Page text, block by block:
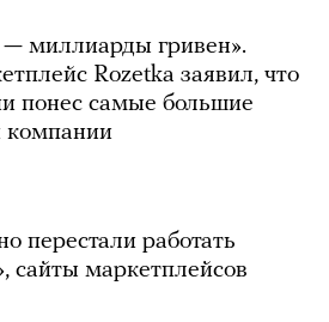
миллиарды гривен».
Rozetka заявил, что
понес самые большие
компании
перестали работать
сайты маркетплейсов